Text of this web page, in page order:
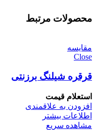
محصولات مرتبط
مقایسه
Close
قرقره شیلنگ برزنتی
استعلام قیمت
افزودن به علاقمندی
اطلاعات بیشتر
مشاهده سریع